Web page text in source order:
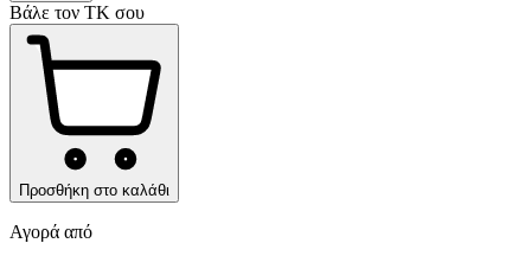
Βάλε τον ΤΚ σου
Προσθήκη στο καλάθι
Αγορά από